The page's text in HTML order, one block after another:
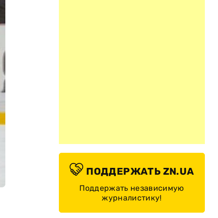
ПОДДЕРЖАТЬ ZN.UA
Поддержать независимую
журналистику!